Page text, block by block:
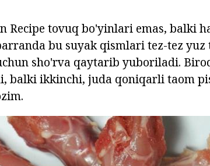
Recipe tovuq bo'yinlari emas, balki
bu suyak qismlari tez-tez
sho'rva qaytarib yuboriladi.
balki ikkinchi, juda qoniqarli taom